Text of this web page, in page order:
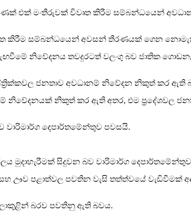
එක් මංතීරුවක් විවෘත කිරීම සම්බන්ධයෙන්
කිරීම සම්බන්ධයෙන් අවසන් තීරණයක් ගෙන
නිවේදනය තවදුරටත් වලංගු බව ජාතික
ජනතාව අවධානම් නිවේදන නිකුත් කර ඇති
නිවේදනයක් නිකුත් කර ඇති අතර, එම ප්‍රදේශවල
දෙපාර්තමේන්තුව පවසයි.
මුදාහැරීමක් සිදුවන බව වාරිමාර්ග
ඌව පළාත්වල පවතින වැසි තත්ත්වයේ වැඩිවීමක්
බරව පවතිනු ඇති බවය.